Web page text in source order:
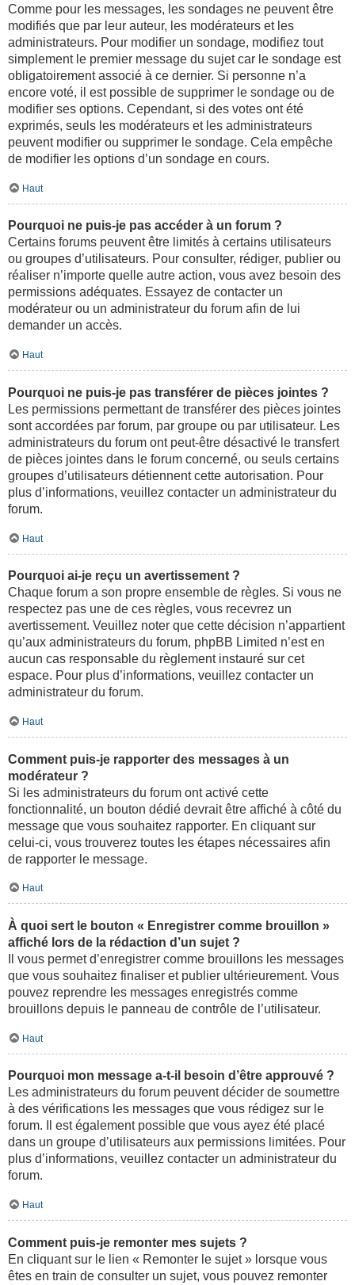
Comme pour les messages, les sondages ne peuvent être
modifiés que par leur auteur, les modérateurs et les
administrateurs. Pour modifier un sondage, modifiez tout
simplement le premier message du sujet car le sondage est
obligatoirement associé à ce dernier. Si personne n’a
encore voté, il est possible de supprimer le sondage ou de
modifier ses options. Cependant, si des votes ont été
exprimés, seuls les modérateurs et les administrateurs
peuvent modifier ou supprimer le sondage. Cela empêche
de modifier les options d’un sondage en cours.
Haut
Pourquoi ne puis-je pas accéder à un forum ?
Certains forums peuvent être limités à certains utilisateurs
ou groupes d’utilisateurs. Pour consulter, rédiger, publier ou
réaliser n’importe quelle autre action, vous avez besoin des
permissions adéquates. Essayez de contacter un
modérateur ou un administrateur du forum afin de lui
demander un accès.
Haut
Pourquoi ne puis-je pas transférer de pièces jointes ?
Les permissions permettant de transférer des pièces jointes
sont accordées par forum, par groupe ou par utilisateur. Les
administrateurs du forum ont peut-être désactivé le transfert
de pièces jointes dans le forum concerné, ou seuls certains
groupes d’utilisateurs détiennent cette autorisation. Pour
plus d’informations, veuillez contacter un administrateur du
forum.
Haut
Pourquoi ai-je reçu un avertissement ?
Chaque forum a son propre ensemble de règles. Si vous ne
respectez pas une de ces règles, vous recevrez un
avertissement. Veuillez noter que cette décision n’appartient
qu’aux administrateurs du forum, phpBB Limited n’est en
aucun cas responsable du règlement instauré sur cet
espace. Pour plus d’informations, veuillez contacter un
administrateur du forum.
Haut
Comment puis-je rapporter des messages à un
modérateur ?
Si les administrateurs du forum ont activé cette
fonctionnalité, un bouton dédié devrait être affiché à côté du
message que vous souhaitez rapporter. En cliquant sur
celui-ci, vous trouverez toutes les étapes nécessaires afin
de rapporter le message.
Haut
À quoi sert le bouton « Enregistrer comme brouillon »
affiché lors de la rédaction d’un sujet ?
Il vous permet d’enregistrer comme brouillons les messages
que vous souhaitez finaliser et publier ultérieurement. Vous
pouvez reprendre les messages enregistrés comme
brouillons depuis le panneau de contrôle de l’utilisateur.
Haut
Pourquoi mon message a-t-il besoin d’être approuvé ?
Les administrateurs du forum peuvent décider de soumettre
à des vérifications les messages que vous rédigez sur le
forum. Il est également possible que vous ayez été placé
dans un groupe d’utilisateurs aux permissions limitées. Pour
plus d’informations, veuillez contacter un administrateur du
forum.
Haut
Comment puis-je remonter mes sujets ?
En cliquant sur le lien « Remonter le sujet » lorsque vous
êtes en train de consulter un sujet, vous pouvez remonter